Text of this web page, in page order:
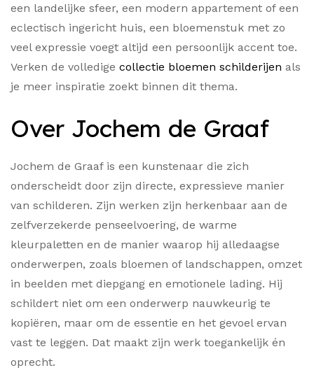
een landelijke sfeer, een modern appartement of een
eclectisch ingericht huis, een bloemenstuk met zo
veel expressie voegt altijd een persoonlijk accent toe.
Verken de volledige collectie bloemen schilderijen als
je meer inspiratie zoekt binnen dit thema.
Over Jochem de Graaf
Jochem de Graaf is een kunstenaar die zich
onderscheidt door zijn directe, expressieve manier
van schilderen. Zijn werken zijn herkenbaar aan de
zelfverzekerde penseelvoering, de warme
kleurpaletten en de manier waarop hij alledaagse
onderwerpen, zoals bloemen of landschappen, omzet
in beelden met diepgang en emotionele lading. Hij
schildert niet om een onderwerp nauwkeurig te
kopiëren, maar om de essentie en het gevoel ervan
vast te leggen. Dat maakt zijn werk toegankelijk én
oprecht.